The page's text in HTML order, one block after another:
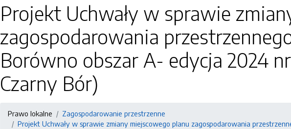
Projekt Uchwały w sprawie
zagospodarowania
Borówno obszar A- edycja 2024 nr
Czarny Bór)
Prawo lokalne
Zagospodarowanie przestrzenne
Projekt Uchwały w sprawie zmiany miejscowego planu zagospodarowania